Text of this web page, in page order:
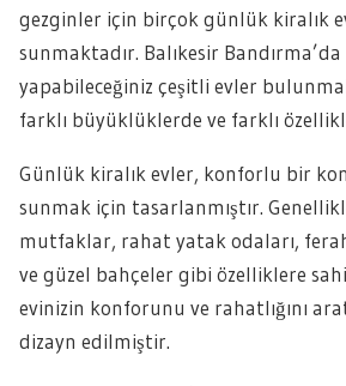
gezginler için birçok günlük kiralık
sunmaktadır. Balıkesir
yapabileceğiniz çeşitli evler
farklı büyüklüklerde ve farklı
Günlük kiralık evler, konforlu bir
sunmak için tasarlanmıştır.
mutfaklar, rahat yatak odaları,
ve güzel bahçeler gibi özelliklere
evinizin konforunu ve rahatlığını
dizayn edilmiştir.